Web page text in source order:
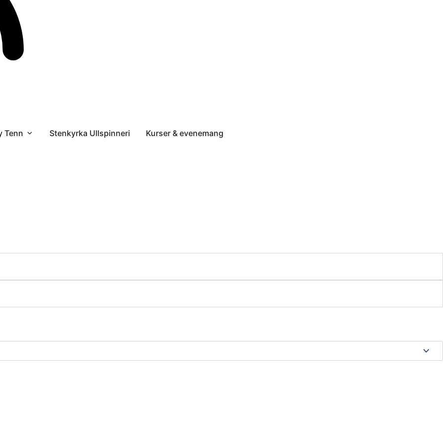
inredning
Tenn Öppna Wisby Tenn
Stenkyrka Ullspinneri Kurser & evenemang